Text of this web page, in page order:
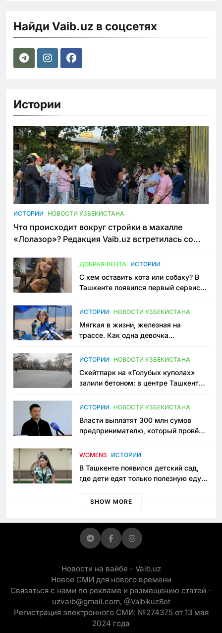
Найди Vaib.uz в соцсетях
Истории
ИСТОРИИ НОВОСТИ УЗБЕКИСТАНА
Что происходит вокруг стройки в махалле
«Лолазор»? Редакция Vaib.uz встретилась со
ДОБРАЯ ЛЕНТА ИСТОРИИ
С кем оставить кота или собаку? В
Ташкенте появился первый сервис
ИСТОРИИ НОВОСТИ УЗБЕКИСТАНА
Мягкая в жизни, железная на
трассе. Как одна девочка
Узбекистане
ИСТОРИИ НОВОСТИ УЗБЕКИСТАНА
Скейтпарк на «Голубых куполах»
залили бетоном: в центре Ташкента
пространство
ИСТОРИИ НОВОСТИ УЗБЕКИСТАНА
Власти выплатят 300 млн сумов
предпринимателю, который провёл
приговору
WOMENS ИСТОРИИ
В Ташкенте появился детский сад,
где дети едят только полезную еду.
просить «кашу без сахара»
SHOW MORE
Новости на вайбе - Vaib.uz
Новое СМИ для нового времени
Связаться с нами по рекламе и размещению статей -
uzvaib@gmail.com, @VaibikuzBot
Регистрация электронного СМИ: №274375 от 13 мая
2024 года